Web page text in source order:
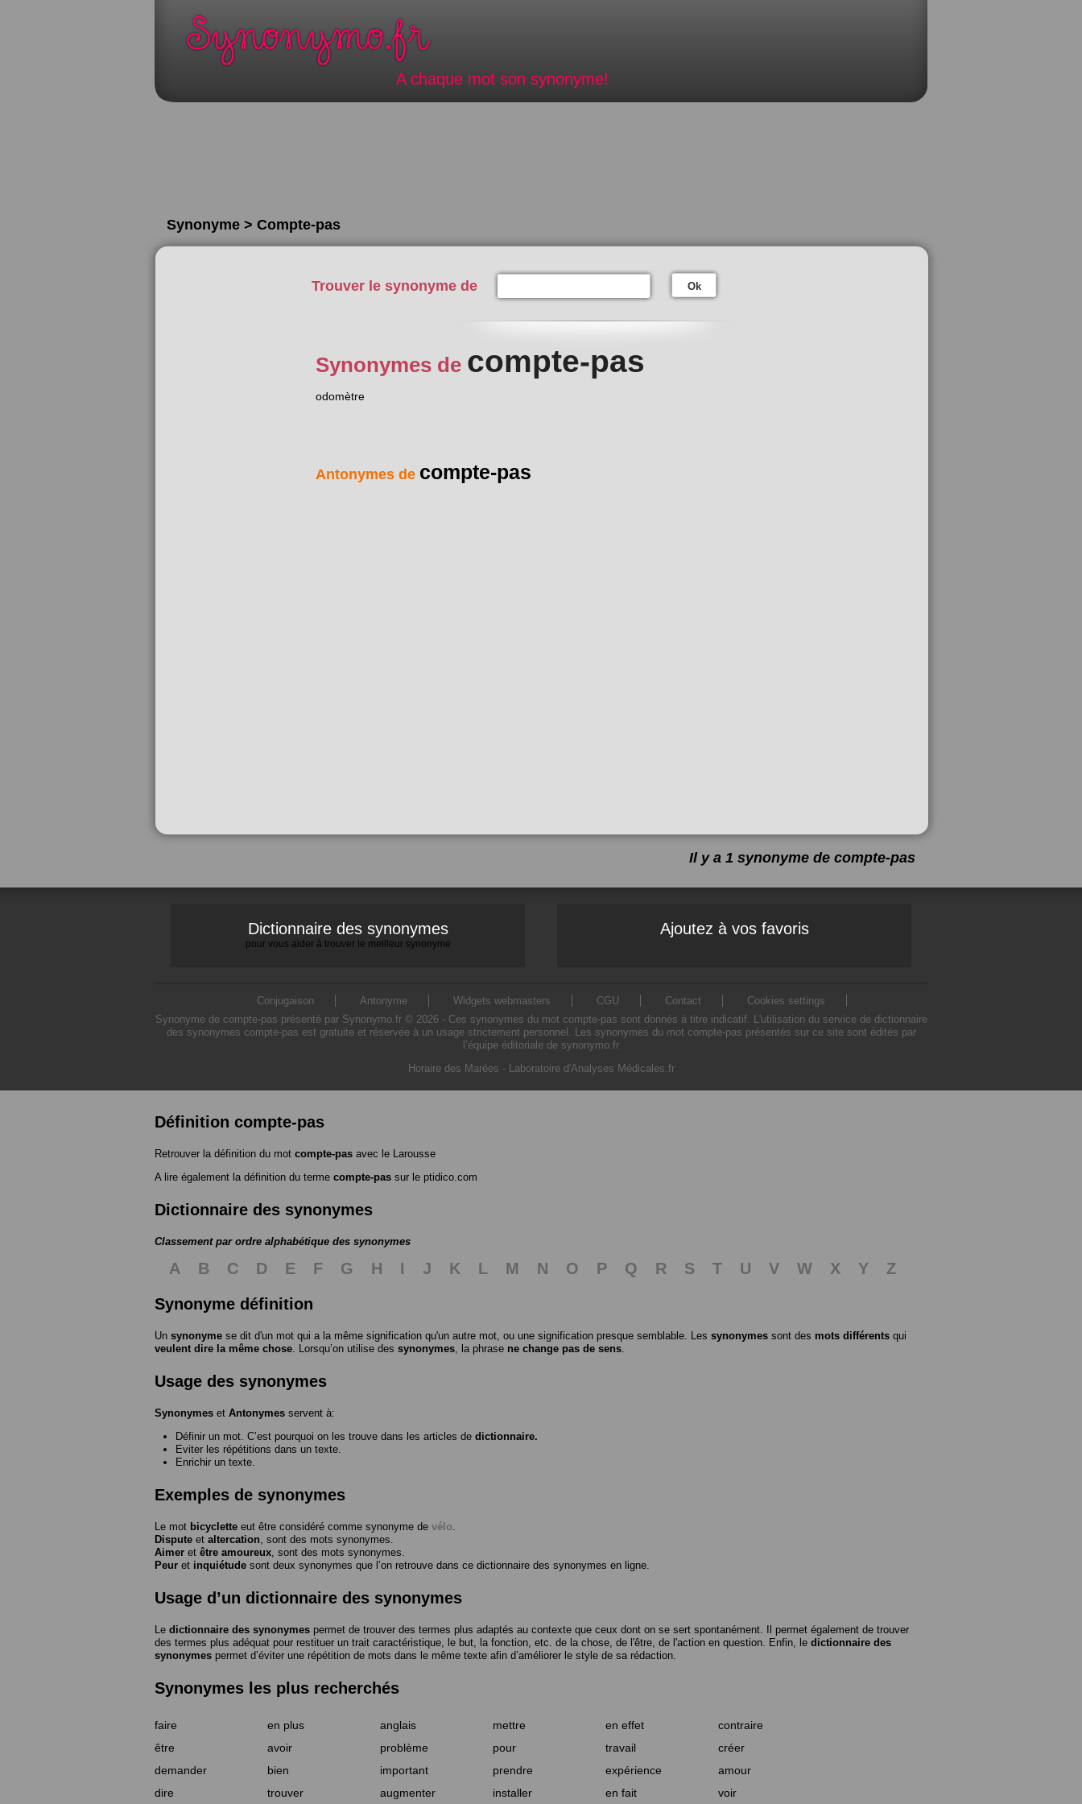
A chaque mot son synonyme!
Synonyme > Compte-pas
Trouver le synonyme de Ok
Synonymes de compte-pas
odomètre
Antonymes de compte-pas
Il y a 1 synonyme de compte-pas
Dictionnaire des synonymes
pour vous aider à trouver le meilleur synonyme
Ajoutez à vos favoris
Conjugaison Antonyme Widgets webmasters CGU Contact
Cookies settings
Synonyme de compte-pas présenté par Synonymo.fr © 2026 - Ces synonymes du mot compte-pas sont donnés à titre indicatif. L'utilisation du service de dictionnaire
des synonymes compte-pas est gratuite et réservée à un usage strictement personnel. Les synonymes du mot compte-pas présentés sur ce site sont édités par
l’équipe éditoriale de synonymo.fr
Horaire des Marées - Laboratoire d'Analyses Médicales.fr
Définition compte-pas
Retrouver la définition du mot compte-pas avec le Larousse
A lire également la définition du terme compte-pas sur le ptidico.com
Dictionnaire des synonymes
Classement par ordre alphabétique des synonymes
A B C D E F G H I J K L M N O P Q R S T U V W X Y
Z
Synonyme définition
Un synonyme se dit d'un mot qui a la même signification qu'un autre mot, ou une signification presque semblable. Les synonymes sont des mots différents qui
veulent dire la même chose . Lorsqu’on utilise des synonymes , la phrase ne change pas de sens
Usage des synonymes
Synonymes et Antonymes servent à:
Définir un mot. C’est pourquoi on les trouve dans les articles de dictionnaire.
Eviter les répétitions dans un texte.
Enrichir un texte.
Exemples de synonymes
Le mot bicyclette eut être considéré comme synonyme de vélo
Dispute et altercation , sont des mots synonymes.
Aimer et être amoureux , sont des mots synonymes.
Peur et inquiétude sont deux synonymes que l’on retrouve dans ce dictionnaire des synonymes en ligne.
Usage d’un dictionnaire des synonymes
Le dictionnaire des synonymes permet de trouver des termes plus adaptés au contexte que ceux dont on se sert spontanément. Il permet également de trouver
des termes plus adéquat pour restituer un trait caractéristique, le but, la fonction, etc. de la chose, de l'être, de l'action en question. Enfin, le dictionnaire des
synonymes permet d’éviter une répétition de mots dans le même texte afin d’améliorer le style de sa rédaction.
Synonymes les plus recherchés
faire en plus anglais mettre en effet
contraire
être
avoir problème pour travail
créer
demander
bien important prendre expérience
amour
dire
trouver augmenter installer en fait voir